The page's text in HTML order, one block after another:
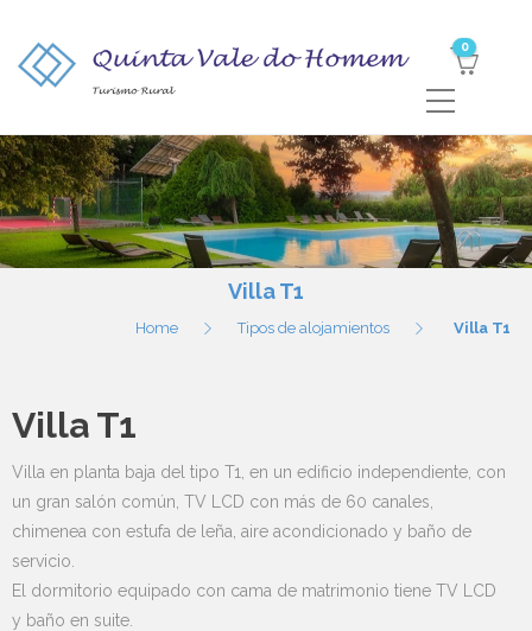
0
Villa T1
Home Tipos de alojamientos Villa T1
Villa T1
Villa en planta baja del tipo T1, en un edificio independiente, con
un gran salón común, TV LCD con más de 60 canales,
chimenea con estufa de leña, aire acondicionado y baño de
servicio.
El dormitorio equipado con cama de matrimonio tiene TV LCD
y baño en suite.